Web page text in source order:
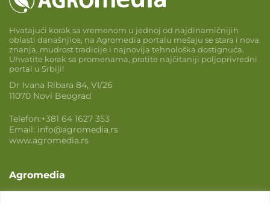
Hvatajući korak sa vremenom u jednoj od najdinamičnijih
oblasti današnjice, na Agromedia portalu mešaju se stara i nova
znanja, mudrost tradicije i najnovija tehnološka dostignuća.
Uhvatite korak sa promenama, pratite najčitaniji poljoprivredni
portal u Srbiji!
Dr Ivana Ribara 84, VI/26
11070 Novi Beograd
Telefon:+381 64 1627 353
Email: info@agromedia.rs
www.agromedia.rs
Agromedia